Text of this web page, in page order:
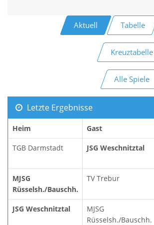
Aktuell Tabelle
Kreuztabelle
Alle Spiele
Letzte Ergebnisse
Heim Gast
TGB Darmstadt JSG Weschnitztal
MJSG
Rüsselsh./Bauschh.
TV Trebur
JSG Weschnitztal
MJSG
Rüsselsh./Bauschh.